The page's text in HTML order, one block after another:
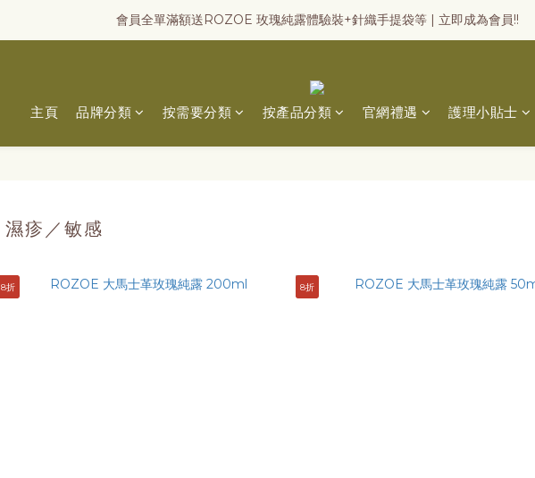
會員全單滿額送ROZOE 玫瑰純露體驗裝+針織手提袋等 | 立即成為會員!!
主頁 品牌分類 按需要分類 按產品分類 官網禮遇 護理小貼士
濕疹／敏感
8折 8折